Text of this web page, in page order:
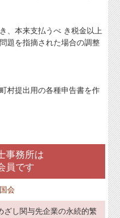
、本来支払うべ き税金以上
題を指摘された場合の調整
村提出用の各種申告書を作
事務所は
員です
ざし関与先企業の永続的繁